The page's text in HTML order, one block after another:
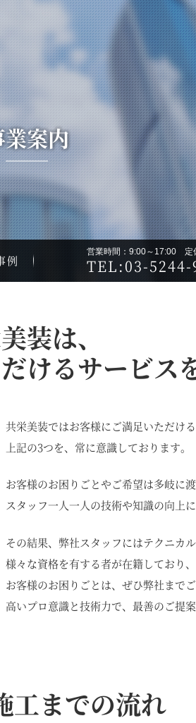
例
営業時間：9:00～17:00 定
TEL:03-5244-
業案内
美装は、
けるサービス
共栄美装ではお客様にご満足いただけ
上記の3つを、常に意識しております。
お客様のお困りごとやご希望は多岐に
スタッフ一人一人の技術や知識の向上に
その結果、弊社スタッフにはテクニカ
様々な資格を有する者が在籍しており
お客様のお困りごとは、ぜひ弊社までご
高いプロ意識と技術力で、最善のご提
工までの流れ